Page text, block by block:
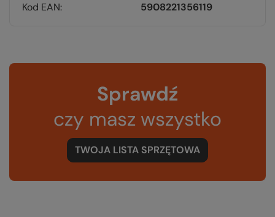
Kod EAN
5908221356119
Sprawdź
czy masz wszystko
TWOJA LISTA SPRZĘTOWA